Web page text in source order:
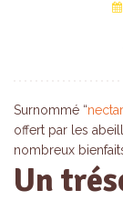
Surnommé “
offert par les
nombreux
Un